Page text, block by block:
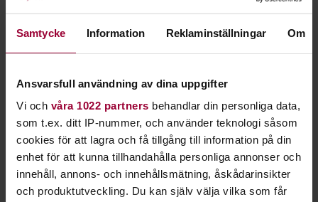
Samtycke Information Reklaminställningar Om
Ansvarsfull användning av dina uppgifter
Vi och våra 1022 partners behandlar din personliga data,
som t.ex. ditt IP-nummer, och använder teknologi såsom
cookies för att lagra och få tillgång till information på din
enhet för att kunna tillhandahålla personliga annonser och
innehåll, annons- och innehållsmätning, åskådarinsikter
och produktutveckling. Du kan själv välja vilka som får
LMA-nummer
Efternamn *
E-postadress *